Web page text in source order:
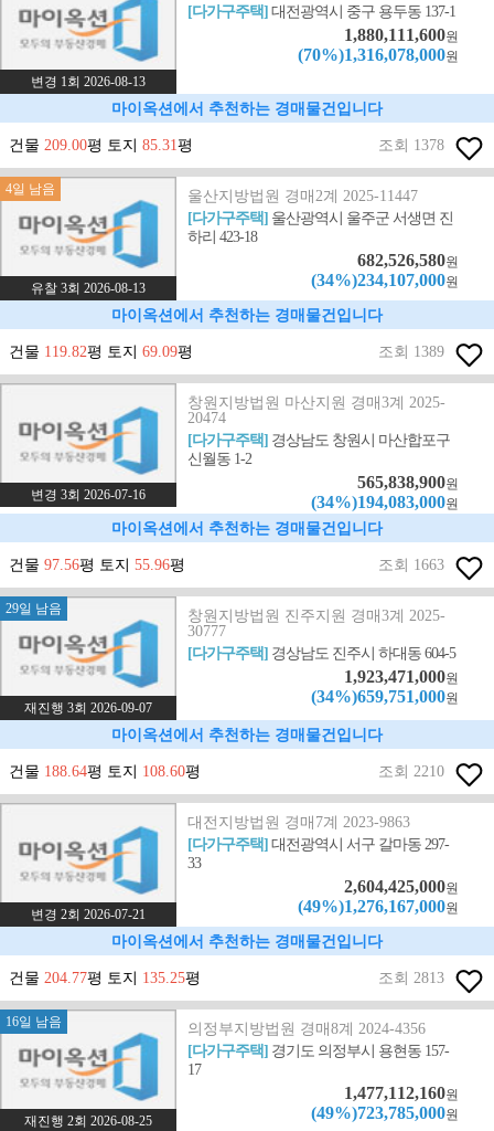
변경 1회 2026-08-13
[다가구주택]대전광역시 중구 용두동 137-1
1,880,111,600원
(70%)1,316,078,000원
마이옥션에서 추천하는 경매물건입니다
건물 209.00평 토지 85.31평 조회 1378
4일 남음
유찰 3회 2026-08-13
울산지방법원 경매2계 2025-11447
[다가구주택] 울산광역시 울주군 서생면 진
하리 423-18
682,526,580원
(34%)234,107,000원
마이옥션에서 추천하는 경매물건입니다
건물 119.82평 토지 69.09평 조회 1389
변경 3회 2026-07-16
창원지방법원 마산지원 경매3계 2025-
20474
[다가구주택] 경상남도 창원시 마산합포구
신월동 1-2
565,838,900원
(34%)194,083,000원
마이옥션에서 추천하는 경매물건입니다
건물 97.56평 토지 55.96평 조회 1663
29일 남음
재진행 3회 2026-09-07
창원지방법원 진주지원 경매3계 2025-
30777
[다가구주택] 경상남도 진주시 하대동 604-5
1,923,471,000원
(34%)659,751,000원
마이옥션에서 추천하는 경매물건입니다
건물 188.64평 토지 108.60평 조회 2210
변경 2회 2026-07-21
대전지방법원 경매7계 2023-9863
[다가구주택]대전광역시 서구 갈마동 297-
33
2,604,425,000원
(49%)1,276,167,000원
마이옥션에서 추천하는 경매물건입니다
건물 204.77평 토지 135.25평 조회 2813
16일 남음
재진행 2회 2026-08-25
의정부지방법원 경매8계 2024-4356
[다가구주택] 경기도 의정부시 용현동 157-
17
1,477,112,160원
(49%)723,785,000원